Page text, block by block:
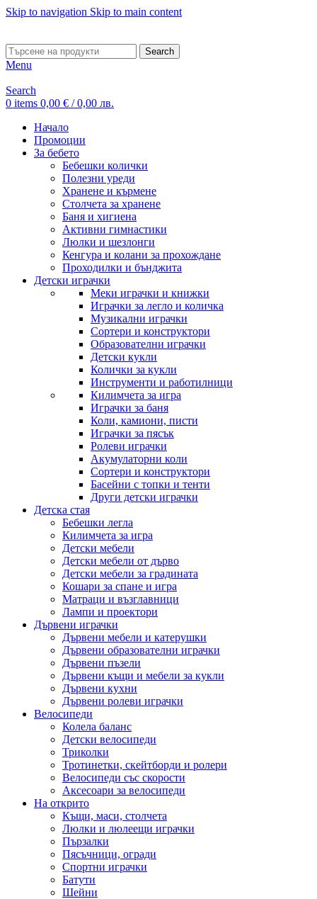
Skip to navigation Skip to main content
Search
Menu
Search
0 items 0,00 € / 0,00 лв.
Начало
Промоции
За бебето
Бебешки колички
Полезни уреди
Хранене и кърмене
Столчета за хранене
Баня и хигиена
Активни гимнастики
Люлки и шезлонги
Кенгура и колани за прохождане
Проходилки и бънджита
Детски играчки
Меки играчки и книжки
Играчки за легло и количка
Музикални играчки
Сортери и конструктори
Образователни играчки
Детски кукли
Колички за кукли
Инструменти и работилници
Килимчета за игра
Играчки за баня
Коли, камиони, писти
Играчки за пясък
Ролеви играчки
Акумулаторни коли
Сортери и конструктори
Басейни с топки и тенти
Други детски играчки
Детска стая
Бебешки легла
Килимчета за игра
Детски мебели
Детски мебели от дърво
Детски мебели за градината
Кошари за спане и игра
Матраци и възглавници
Лампи и проектори
Дървени играчки
Дървени мебели и катерушки
Дървени образователни играчки
Дървени пъзели
Дървени къщи и мебели за кукли
Дървени кухни
Дървени ролеви играчки
Велосипеди
Колела баланс
Детски велосипеди
Триколки
Тротинетки, скейтборди и ролери
Велосипеди със скорости
Аксесоари за велосипеди
На открито
Къщи, маси, столчета
Люлки и люлеещи играчки
Пързалки
Пясъчници, огради
Спортни играчки
Батути
Шейни